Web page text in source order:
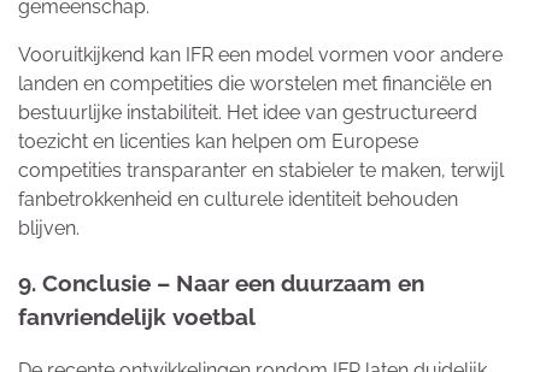
gemeenschap.
Vooruitkijkend kan IFR een model vormen voor andere
landen en competities die worstelen met financiële en
bestuurlijke instabiliteit. Het idee van gestructureerd
toezicht en licenties kan helpen om Europese
competities transparanter en stabieler te maken, terwijl
fanbetrokkenheid en culturele identiteit behouden
blijven.
9. Conclusie – Naar een duurzaam en
fanvriendelijk voetbal